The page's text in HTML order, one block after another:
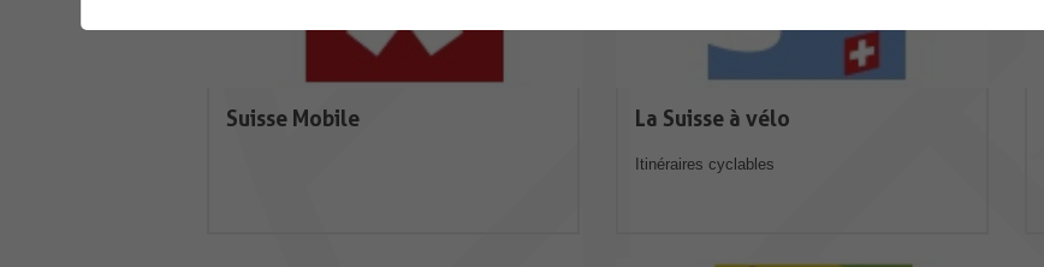
Suisse Mobile La Suisse à vélo
Itinéraires cyclables